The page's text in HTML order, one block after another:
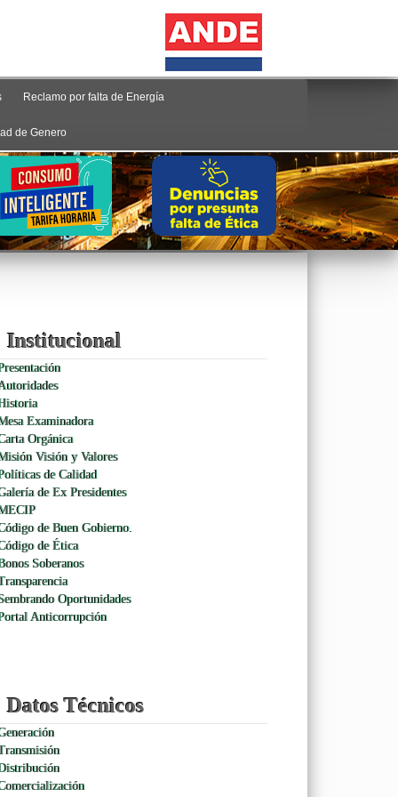
Reclamo por falta de Energía
de Genero
Institucional
Examinadora
Orgánica
Visión y Valores
de Calidad
de Ex Presidentes
de Buen Gobierno.
de Ética
Soberanos
Oportunidades
Anticorrupción
Datos Técnicos